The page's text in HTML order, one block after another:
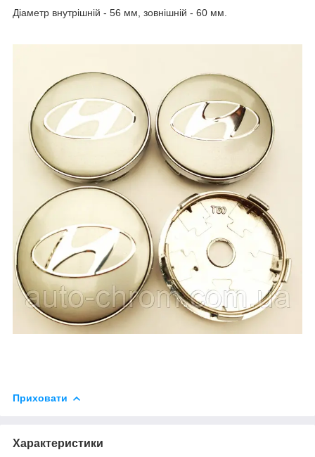
Діаметр внутрішній - 56 мм, зовнішній - 60 мм.
Приховати
Характеристики